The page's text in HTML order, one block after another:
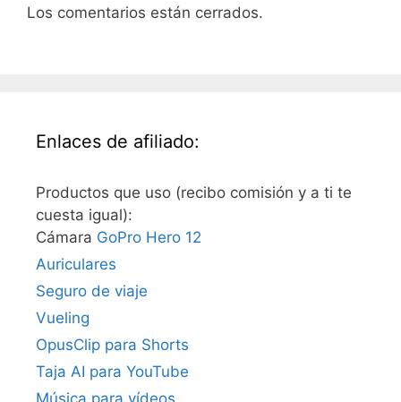
Los comentarios están cerrados.
Enlaces de afiliado:
Productos que uso (recibo comisión y a ti te
cuesta igual):
Cámara GoPro Hero 12
Auriculares
Seguro de viaje
Vueling
OpusClip para Shorts
Taja AI para YouTube
Música para vídeos